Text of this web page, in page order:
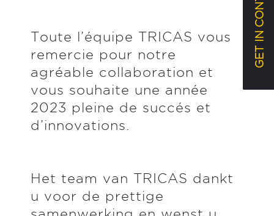
Toute l’équipe TRICAS vous
remercie pour notre
agréable collaboration et
vous souhaite une année
2023 pleine de succés et
d’innovations.
Het team van TRICAS dankt
u voor de prettige